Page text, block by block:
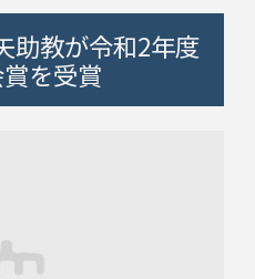
助教が令和2年度
を受賞